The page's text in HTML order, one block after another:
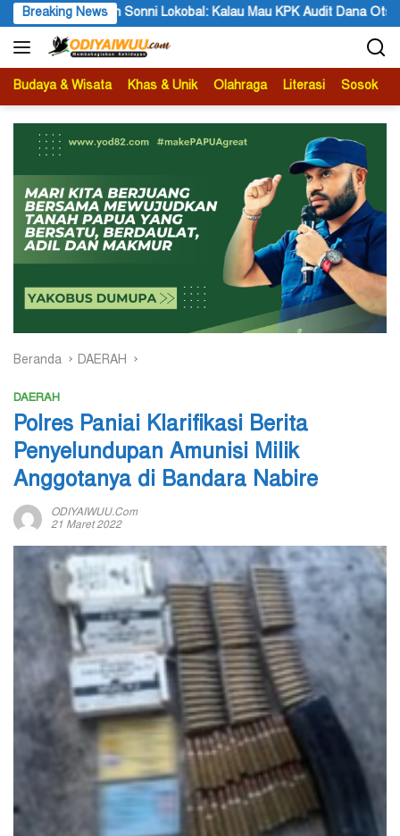
Langsung
ke
konten
Breaking News
Lokobal: Kalau Mau KPK Audit Dana Otsus Seluruh Tanah Papua
Budaya & Wisata Khas & Unik Olahraga Literasi Sosok
Beranda DAERAH
DAERAH
Polres Paniai Klarifikasi Berita
Penyelundupan Amunisi Milik
Anggotanya di Bandara Nabire
ODIYAIWUU.com
21 Maret 2022